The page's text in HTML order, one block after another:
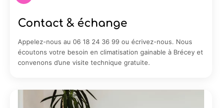
Contact & échange
Appelez-nous au 06 18 24 36 99 ou écrivez-nous. Nous
écoutons votre besoin en climatisation gainable à Brécey et
convenons d’une visite technique gratuite.